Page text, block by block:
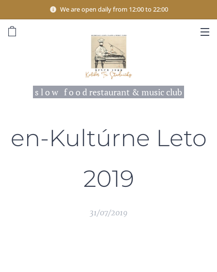
We are open daily from 12:00 to 22:00
s l o w f o o d restaurant & music club
en-Kultúrne Leto
2019
31/07/2019